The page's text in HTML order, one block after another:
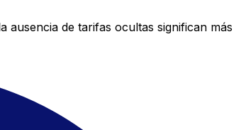
de tarifas ocultas significan más